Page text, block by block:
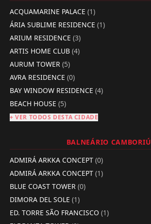
ACQUAMARINE PALACE (1)
ÁRIA SUBLIME RESIDENCE (1)
ARIUM RESIDENCE (3)
ARTIS HOME CLUB (4)
AURUM TOWER (5)
AVRA RESIDENCE (0)
BAY WINDOW RESIDENCE (4)
BEACH HOUSE (5)
+ VER TODOS DESTA CIDADE
BALNEÁRIO CAMBORIÚ
ADMIRÁ ARKKA CONCEPT (0)
ADMIRÁ ARKKA CONCEPT (1)
BLUE COAST TOWER (0)
DIMORA DEL SOLE (1)
ED. TORRE SÃO FRANCISCO (1)